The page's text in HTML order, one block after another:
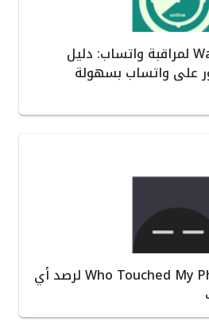
مراجعة تطبيق WaStat لمراقبة واتساب: دليل
على واتساب بسهولة
مراجعة تطبيق Who Touched My Phone لرصد أي